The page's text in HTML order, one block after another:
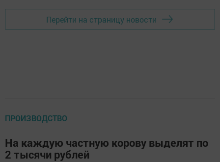
Перейти на страницу новости
ПРОИЗВОДСТВО
На каждую частную корову выделят по
2 тысячи рублей